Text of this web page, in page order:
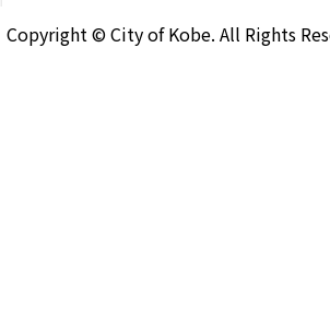
Copyright © City of Kobe. All Rights